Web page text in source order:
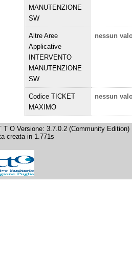
MANUTENZIONE
SW
Altre Aree
Applicative
INTERVENTO
MANUTENZIONE
SW
nessun
Codice TICKET
MAXIMO
nessun
T O Versione: 3.7.0.2 (Community Edition)
creata in 1.771s